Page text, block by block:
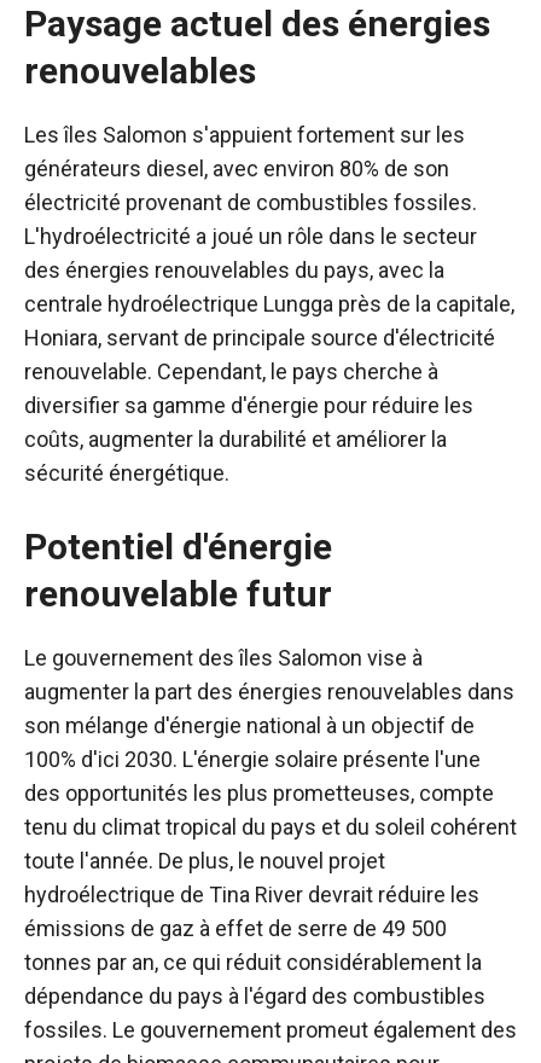
Paysage actuel des énergies
renouvelables
Les îles Salomon s'appuient fortement sur les
générateurs diesel, avec environ 80% de son
électricité provenant de combustibles fossiles.
L'hydroélectricité a joué un rôle dans le secteur
des énergies renouvelables du pays, avec la
centrale hydroélectrique Lungga près de la capitale,
Honiara, servant de principale source d'électricité
renouvelable. Cependant, le pays cherche à
diversifier sa gamme d'énergie pour réduire les
coûts, augmenter la durabilité et améliorer la
sécurité énergétique.
Potentiel d'énergie
renouvelable futur
Le gouvernement des îles Salomon vise à
augmenter la part des énergies renouvelables dans
son mélange d'énergie national à un objectif de
100% d'ici 2030. L'énergie solaire présente l'une
des opportunités les plus prometteuses, compte
tenu du climat tropical du pays et du soleil cohérent
toute l'année. De plus, le nouvel projet
hydroélectrique de Tina River devrait réduire les
émissions de gaz à effet de serre de 49 500
tonnes par an, ce qui réduit considérablement la
dépendance du pays à l'égard des combustibles
fossiles. Le gouvernement promeut également des